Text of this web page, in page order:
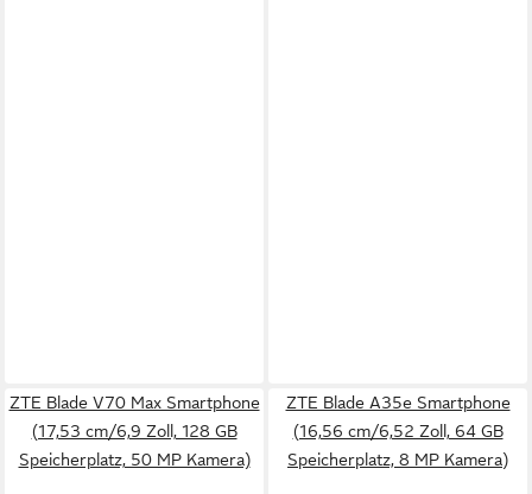
ZTE Blade V70 Max Smartphone
(17,53 cm/6,9 Zoll, 128 GB
Speicherplatz, 50 MP Kamera)
ZTE Blade A35e Smartphone
(16,56 cm/6,52 Zoll, 64 GB
Speicherplatz, 8 MP Kamera)